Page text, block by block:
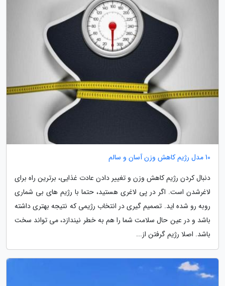
10 مدل رژیم کاهش وزن آسان و سالم
دنبال کردن رژیم کاهش وزن و تغییر دادن عادت غذایی، برترین راه برای
لاغرشدن است. اگر در پی لاغری هستید، حتما با رژیم های بی شماری
روبه رو شده اید. تصمیم گیری در انتخاب رژیمی که نتیجه بهتری داشته
باشد و در عین حال سلامت شما را هم به خطر نیندازد، می تواند سخت
باشد. اصلا رژیم گرفتن از...